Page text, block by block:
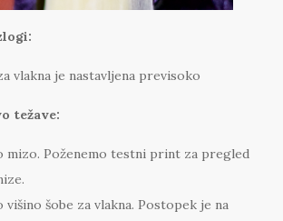
vlakna je nastavljena previsoko
težave:
mizo. Poženemo testni print za pregled
višino šobe za vlakna. Postopek je na